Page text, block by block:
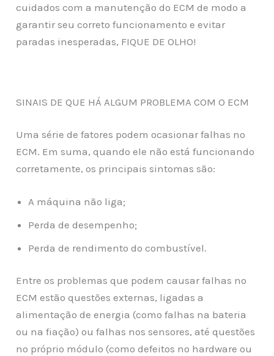
cuidados com a manutenção do ECM de modo a
garantir seu correto funcionamento e evitar
paradas inesperadas, FIQUE DE OLHO!
SINAIS DE QUE HÁ ALGUM PROBLEMA COM O ECM
Uma série de fatores podem ocasionar falhas no
ECM. Em suma, quando ele não está funcionando
corretamente, os principais sintomas são:
A máquina não liga;
Perda de desempenho;
Perda de rendimento do combustível.
Entre os problemas que podem causar falhas no
ECM estão questões externas, ligadas a
alimentação de energia (como falhas na bateria
ou na fiação) ou falhas nos sensores, até questões
no próprio módulo (como defeitos no hardware ou